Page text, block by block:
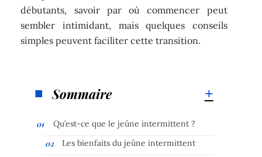
débutants, savoir par où commencer peut
sembler intimidant, mais quelques conseils
simples peuvent faciliter cette transition.
Sommaire
Qu’est-ce que le jeûne intermittent ?
Les bienfaits du jeûne intermittent